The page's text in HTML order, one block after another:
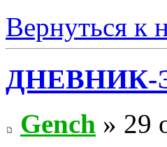
Вернуться к
ДНЕВНИК-
Gench » 29